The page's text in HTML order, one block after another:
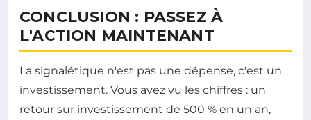
CONCLUSION : PASSEZ À
L'ACTION MAINTENANT
La signalétique n'est pas une dépense, c'est un
investissement. Vous avez vu les chiffres : un
retour sur investissement de 500 % en un an,